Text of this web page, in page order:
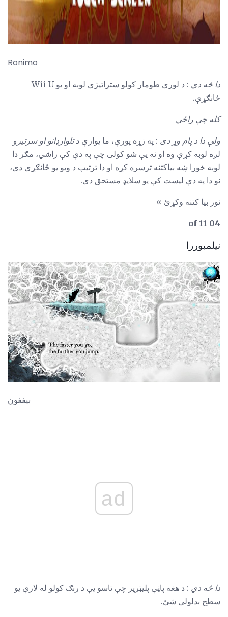
Ronimo
دا څه دي
: د لوري طومار کولو ستراتیژي لوبه او یو Wii U
ځانګړې.
کله چې راځي
ولې دا د پام وړ دی : په زړه پورې، ما یوازې دتلوارډانو او سرتیرو
لږه لوبه کړې وه او نه یې شو کولی چې په دې کې راشي، مګر دا
لوبه خورا ښه بیاکتنه ترسره کړه او دا ترتیب د ویو یو ځانګړی دی،
نو دا په دې لیست کې یو سلایډ مستحق دی.
نور بیا کتنه وکړئ »
04 of 11
نیلمبوررا
بيففون
ad
دا څه دي : د هغه پاڼې پلیټریر چې تاسو یې د رنګ کولو له لارې یو
سطح بدلولی شئ.